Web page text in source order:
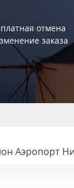
отмена
заказа